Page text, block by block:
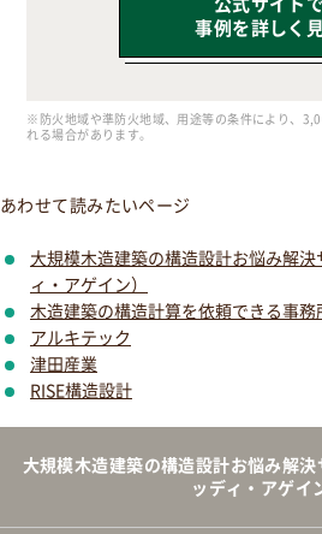
事例を詳しく
※防火地域や準防火地域、用途等の条件により、
れる場合があります。
あわせて読みたいページ
大規模木造建築の構造設計お悩み解
ィ・アゲイン）
木造建築の構造計算を依頼できる事務
アルキテック
津田産業
RISE構造設計
大規模木造建築の構造設計お悩み解
ッディ・アゲイ